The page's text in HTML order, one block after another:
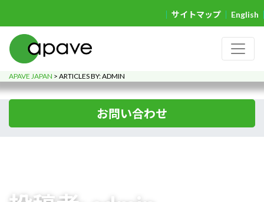
サイトマップ English
APAVE JAPAN > ARTICLES BY: ADMIN
お問い合わせ